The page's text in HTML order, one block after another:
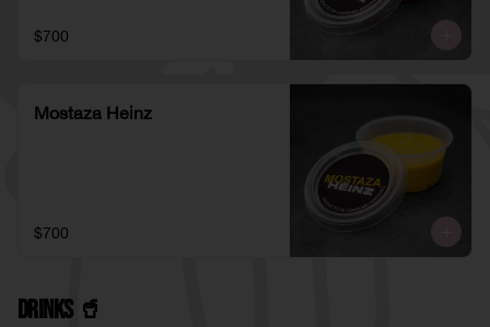
$700
Mostaza Heinz
$700
Drinks 🥤